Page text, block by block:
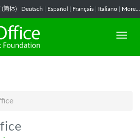
(简体) Deutsch Español Français Italiano More...